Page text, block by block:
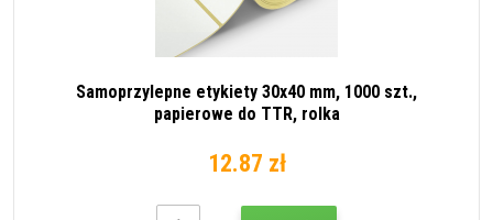
Samoprzylepne etykiety 30x40 mm, 1000 szt.,
papierowe do TTR, rolka
12.87 zł